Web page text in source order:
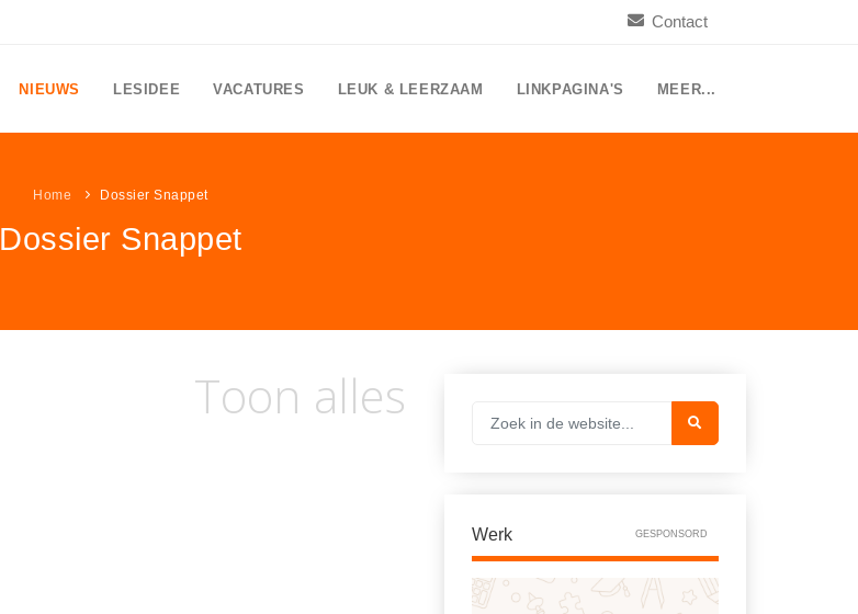
Contact
NIEUWS LESIDEE VACATURES LEUK & LEERZAAM LINKPAGINA'S MEER...
Home Dossier Snappet
Dossier Snappet
Toon alles
Werk GESPONSORD